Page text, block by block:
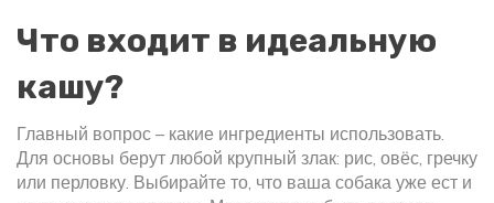
Что входит в идеальную
кашу?
Главный вопрос – какие ингредиенты использовать.
Для основы берут любой крупный злак: рис, овёс, гречку
или перловку. Выбирайте то, что ваша собака уже ест и